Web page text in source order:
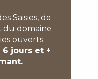
Saisies, de
du domaine
ouverts
jours et +